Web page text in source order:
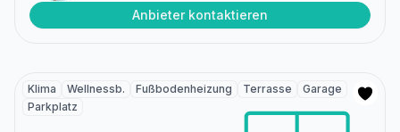
Anbieter kontaktieren
Klima Wellnessb. Fußbodenheizung Terrasse
Garage
Parkplatz